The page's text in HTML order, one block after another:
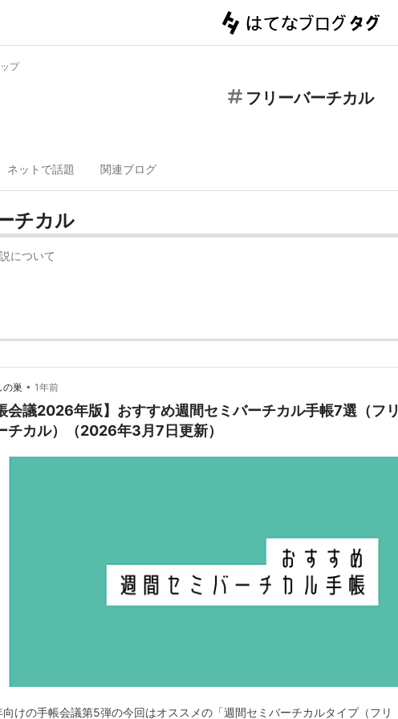
プ
フリーバーチカル
ネットで話題 関連ブログ
チカル
について
の巣 • 1年前
会議2026年版】おすすめ週間セミバーチカル手帳7選（フリ
チカル）（2026年3月7日更新）
けの手帳会議第5弾の今回はオススメの「週間セミバーチカルタイプ（フリ